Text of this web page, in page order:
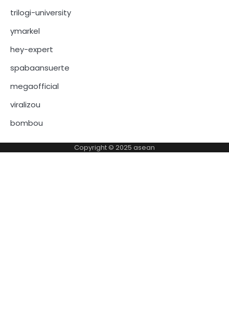
trilogi-university
ymarkel
hey-expert
spabaansuerte
megaofficial
viralizou
bombou
Copyright © 2025 asean